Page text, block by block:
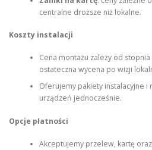
centralne droższe niż lokalne.
Koszty instalacji
Cena montażu zależy od
ostateczna wycena po wizji
Oferujemy pakiety instalacyjne i
urządzeń jednocześnie.
Opcje płatności
Akceptujemy przelew, kartę